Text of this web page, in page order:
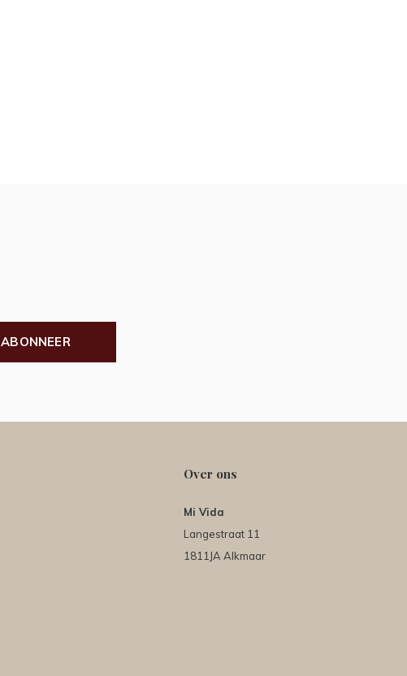
ABONNEER
Over ons
Mi Vida
Langestraat 11
1811JA Alkmaar